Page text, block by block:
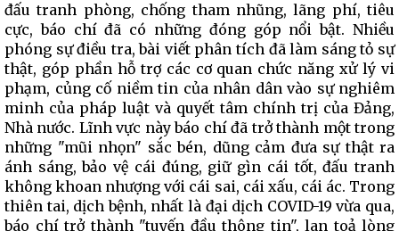
đấu tranh phòng, chống tham nhũng, lãng phí, tiêu
cực, báo chí đã có những đóng góp nổi bật. Nhiều
phóng sự điều tra, bài viết phân tích đã làm sáng tỏ sự
thật, góp phần hỗ trợ các cơ quan chức năng xử lý vi
phạm, củng cố niềm tin của nhân dân vào sự nghiêm
minh của pháp luật và quyết tâm chính trị của Đảng,
Nhà nước. Lĩnh vực này báo chí đã trở thành một trong
những "mũi nhọn" sắc bén, dũng cảm đưa sự thật ra
ánh sáng, bảo vệ cái đúng, giữ gìn cái tốt, đấu tranh
không khoan nhượng với cái sai, cái xấu, cái ác. Trong
thiên tai, dịch bệnh, nhất là đại dịch COVID-19 vừa qua,
báo chí trở thành "tuyến đầu thông tin", lan toả lòng